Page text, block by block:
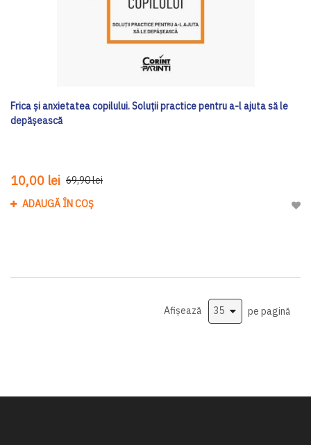
Frica și anxietatea copilului. Soluții practice pentru a-l ajuta să le
depășească
10,00 lei 69,90 lei
ADAUGĂ ÎN COȘ
Afișează pe pagină